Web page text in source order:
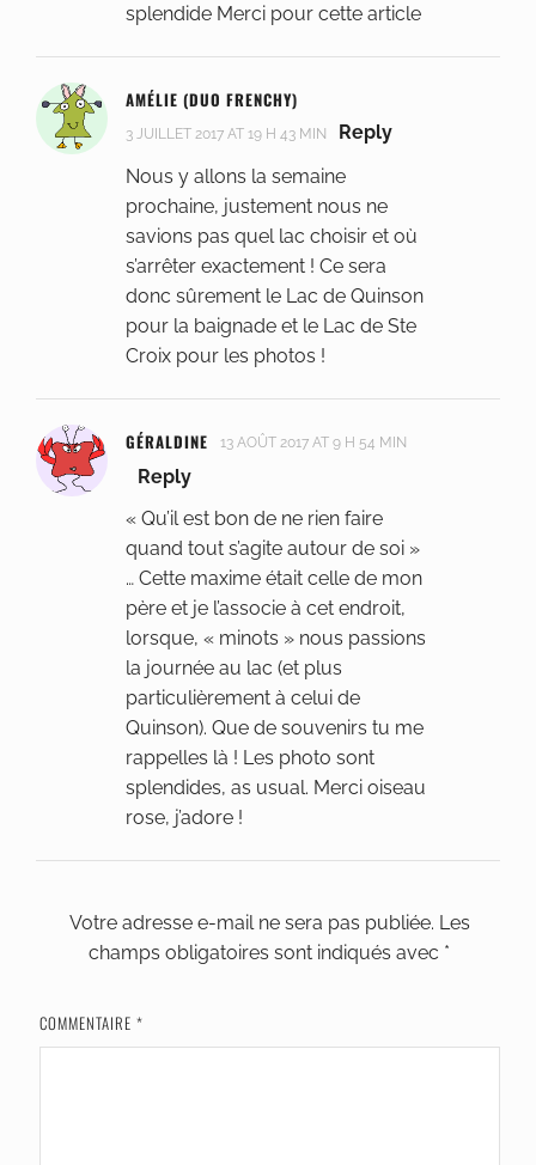
splendide Merci pour cette article
AMÉLIE (DUO FRENCHY)
3 JUILLET 2017 AT 19 H 43 MIN
Reply
Nous y allons la semaine
prochaine, justement nous ne
savions pas quel lac choisir et où
s’arrêter exactement ! Ce sera
donc sûrement le Lac de Quinson
pour la baignade et le Lac de Ste
Croix pour les photos !
GÉRALDINE 13 AOÛT 2017 AT 9 H 54 MIN
Reply
« Qu’il est bon de ne rien faire
quand tout s’agite autour de soi »
… Cette maxime était celle de mon
père et je l’associe à cet endroit,
lorsque, « minots » nous passions
la journée au lac (et plus
particulièrement à celui de
Quinson). Que de souvenirs tu me
rappelles là ! Les photo sont
splendides, as usual. Merci oiseau
rose, j’adore !
Votre adresse e-mail ne sera pas publiée. Les
champs obligatoires sont indiqués avec *
COMMENTAIRE *